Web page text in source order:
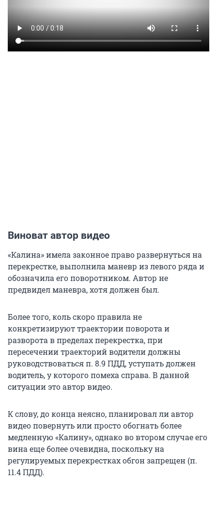
Виноват автор видео
«Калина» имела законное право развернуться на
перекрестке, выполнила маневр из левого ряда и
обозначила его поворотником. Автор не
предвидел маневра, хотя должен был.
Более того, коль скоро правила не
конкретизируют траектории поворота и
разворота в пределах перекрестка, при
пересечении траекторий водители должны
руководствоваться п. 8.9 ПДД, уступать должен
водитель, у которого помеха справа. В данной
ситуации это автор видео.
К слову, до конца неясно, планировал ли автор
видео повернуть или просто обогнать более
медленную «Калину», однако во втором случае его
вина еще более очевидна, поскольку на
регулируемых перекрестках обгон запрещен (п.
11.4 ПДД).